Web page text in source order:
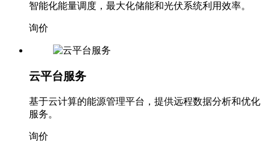
智能化能量调度，最大化储能和光伏系统利用效率。
询价
云平台服务
基于云计算的能源管理平台，提供远程数据分析和优化
服务。
询价